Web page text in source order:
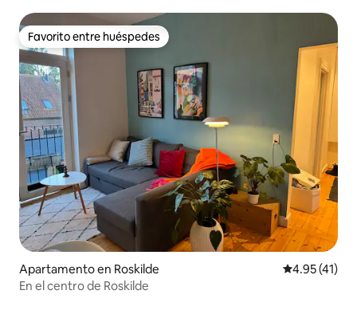
Favorito entre huéspedes
Favorito entre huéspedes
Apartamento en Roskilde Calificación
4.95 (41)
En el centro de Roskilde